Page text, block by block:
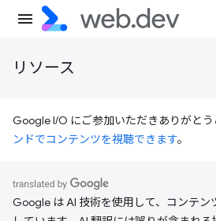
リソース
Google I/O にご参加いただきありがとう
ンドでコンテンツを視聴できます。
Google は AI 技術を使用して、コンテン